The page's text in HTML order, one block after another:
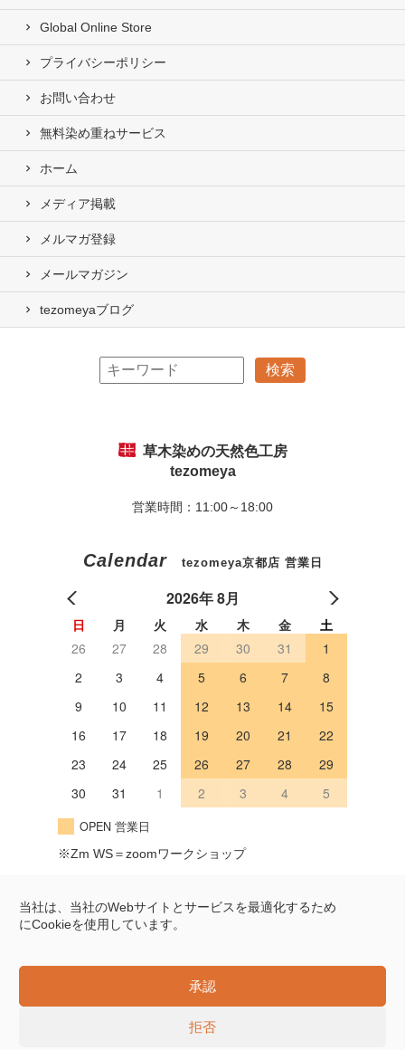
当社は、当社のWebサイトとサービスを最適化するため
にCookieを使用しています。
承認
拒否
Global Online Store
プライバシーポリシー
お問い合わせ
無料染め重ねサービス
ホーム
メディア掲載
メルマガ登録
メールマガジン
tezomeyaブログ
草木染めの天然色工房
tezomeya
営業時間：11:00～18:00
Calendar tezomeya京都店 営業日
2026年 8月
日 月 火 水 木 金
土
26
27 28 29 30 31
1
2
3 4 5 6 7
8
9
10 11 12 13 14
15
16
17 18 19 20 21
22
23
24 25 26 27 28
29
30
31 1 2 3 4 5
OPEN 営業日
※Zm WS＝zoomワークショップ
Googleマップ
〒604-8322
樽屋町451
Tel 075-202-7655